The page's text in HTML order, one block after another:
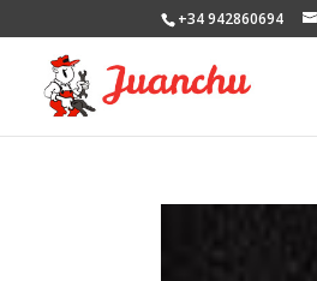
+34 942860694